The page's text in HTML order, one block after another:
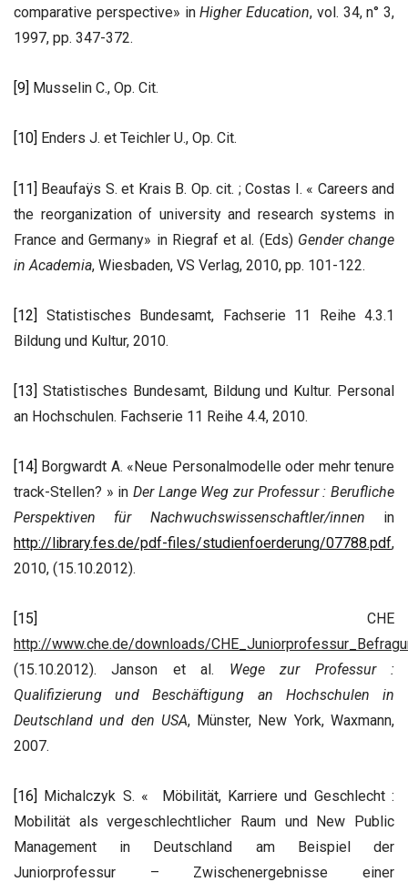
comparative perspective» inHigher Education, vol. 34, n° 3,
1997, pp. 347-372.
[9] Musselin C., Op. Cit.
[10] Enders J. et Teichler U., Op. Cit.
[11] Beaufaÿs S. et Krais B. Op. cit. ; Costas I. « Careers and
the reorganization of university and research systems in
France and Germany» in Riegraf et al. (Eds) Gender change
in Academia, Wiesbaden, VS Verlag, 2010, pp. 101-122.
[12]
Statistisches Bundesamt, Fachserie 11 Reihe 4.3.1
Bildung und Kultur, 2010.
[13] Statistisches Bundesamt, Bildung und Kultur. Personal
an Hochschulen. Fachserie 11 Reihe 4.4, 2010.
[14] Borgwardt A. «Neue Personalmodelle oder mehr tenure
track-Stellen? » in Der Lange Weg zur Professur : Berufliche
Perspektiven für Nachwuchswissenschaftler/innen in
http://library.fes.de/pdf-files/studienfoerderung/07788.pdf,
2010, (15.10.2012).
[15]
CHE
http://www.che.de/downloads/
(15.10.2012). Janson et al. Wege zur Professur :
Qualifizierung und Beschäftigung an Hochschulen in
Deutschland und den USA, Münster, New York, Waxmann,
2007.
[16]
Michalczyk S. « Möbilität, Karriere und Geschlecht :
Mobilität als vergeschlechtlicher Raum und New Public
Management in Deutschland am Beispiel der
Juniorprofessur – Zwischenergebnisse einer